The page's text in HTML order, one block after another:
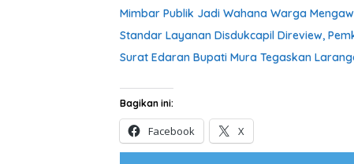
Mimbar Publik Jadi Wahana Warga
Standar Layanan Disdukcapil Direview,
Surat Edaran Bupati Mura Tegaskan
Bagikan ini:
Facebook X